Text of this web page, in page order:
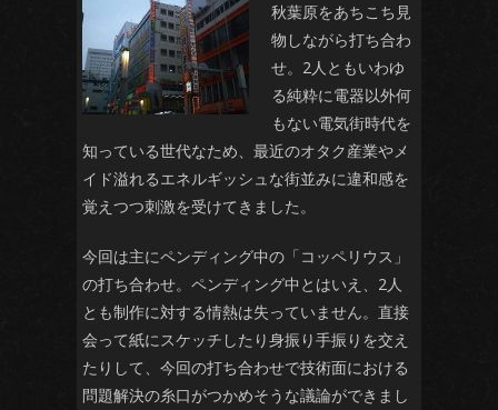
秋葉原をあちこち見
物しながら打ち合わ
せ。2人ともいわゆ
る純粋に電器以外何
もない電気街時代を
知っている世代なため、最近のオタク産業やメ
イド溢れるエネルギッシュな街並みに違和感を
覚えつつ刺激を受けてきました。
今回は主にペンディング中の「コッペリウス」
の打ち合わせ。ペンディング中とはいえ、2人
とも制作に対する情熱は失っていません。直接
会って紙にスケッチしたり身振り手振りを交え
たりして、今回の打ち合わせで技術面における
問題解決の糸口がつかめそうな議論ができまし